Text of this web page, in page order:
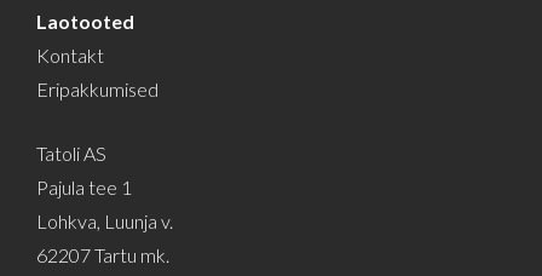
Laotooted
Kontakt
Eripakkumised
Tatoli AS
Pajula tee 1
Lohkva, Luunja v.
62207 Tartu mk.